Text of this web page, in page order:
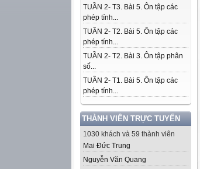
TUẦN 2- T3. Bài 5. Ôn tập các
phép tính...
TUẦN 2- T2. Bài 5. Ôn tập các
phép tính...
TUẦN 2- T2. Bài 3. Ôn tập phân
số...
TUẦN 2- T1. Bài 5. Ôn tập các
phép tính...
THÀNH VIÊN TRỰC TUYẾN
1030 khách và 59 thành viên
Mai Đức Trung
Nguyễn Văn Quang